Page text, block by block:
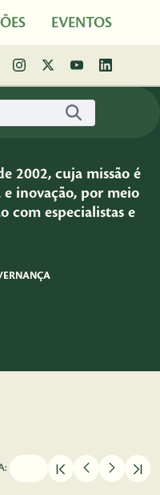
EVENTOS
2002, cuja missão é
e inovação, por meio
com especialistas e